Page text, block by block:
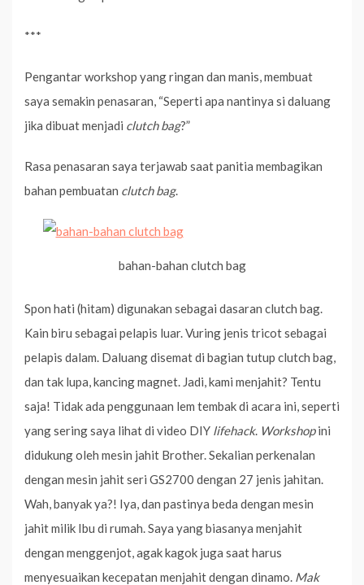
***
Pengantar workshop yang ringan dan manis, membuat
saya semakin penasaran, “Seperti apa nantinya si daluang
jika dibuat menjadi clutch bag?”
Rasa penasaran saya terjawab saat panitia membagikan
bahan pembuatan clutch bag.
bahan-bahan clutch bag
Spon hati (hitam) digunakan sebagai dasaran clutch bag.
Kain biru sebagai pelapis luar. Vuring jenis tricot sebagai
pelapis dalam. Daluang disemat di bagian tutup clutch bag,
dan tak lupa, kancing magnet. Jadi, kami menjahit? Tentu
saja! Tidak ada penggunaan lem tembak di acara ini, seperti
yang sering saya lihat di video DIY lifehack. Workshopini
didukung oleh mesin jahit Brother. Sekalian perkenalan
dengan mesin jahit seri GS2700 dengan 27 jenis jahitan.
Wah, banyak ya?! Iya, dan pastinya beda dengan mesin
jahit milik Ibu di rumah. Saya yang biasanya menjahit
dengan menggenjot, agak kagok juga saat harus
menyesuaikan kecepatan menjahit dengan dinamo. Mak